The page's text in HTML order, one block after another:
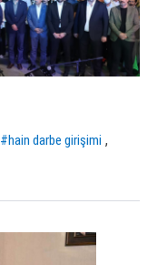
#hain darbe girişimi ,